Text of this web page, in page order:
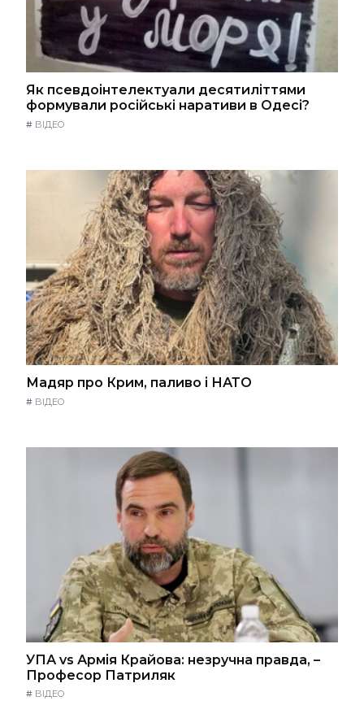
Як псевдоінтелектуали десятиліттями
формували російські наративи в Одесі?
# ВІДЕО
Мадяр про Крим, паливо і НАТО
# ВІДЕО
УПА vs Армія Крайова: незручна правда, –
Професор Патриляк
# ВІДЕО